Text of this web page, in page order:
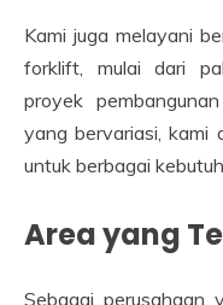
Kami juga melayani
forklift, mulai dari
proyek
yang bervariasi, kami
untuk berbagai
Area yang
Sebagai perusahaan